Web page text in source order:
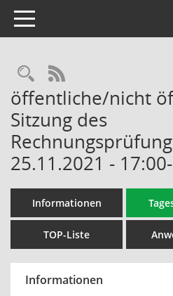
Toggle navigation
Rechercheauswahl
RSS-Feed
öffentliche/nicht
Sitzung des
25.11.2021 -
Informationen
TOP-Liste
Informationen